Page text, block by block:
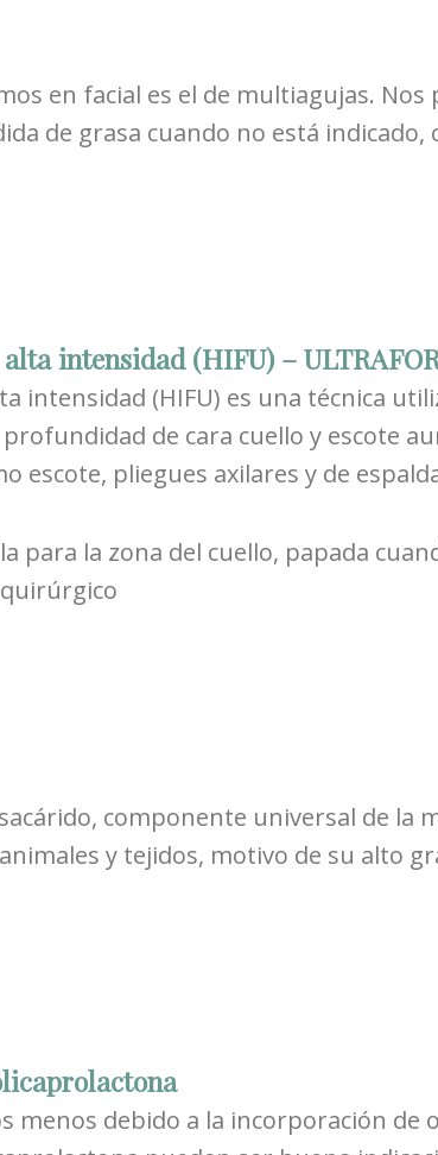
en facial es el de multiagujas.
de grasa cuando no está indicado,
intensidad (HIFU) –
intensidad (HIFU) es una técnica
de cara cuello y escote
escote, pliegues axilares y de
para la zona del cuello, papada
componente universal de la
y tejidos, motivo de su alto
menos debido a la incorporación de